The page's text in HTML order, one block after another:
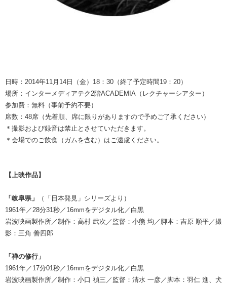
日時：2014年11月14日（金）18：30（終了予定時間19：20）
場所：インターメディアテク2階ACADEMIA（レクチャーシアター）
参加費：無料（事前予約不要）
席数：48席（先着順、席に限りがありますので予めご了承ください）
＊撮影および録音は禁止とさせていただきます。
＊会場でのご飲食（ガムを含む）はご遠慮ください。
【上映作品】
「岐阜県」
（「日本発見」シリーズより）
1961年／28分31秒／16mmをデジタル化／白黒
岩波映画製作所／制作：高村 武次／監督：小熊 均／脚本：吉原 順平／撮
影：三角 善四郎
「禅の修行」
1961年／17分01秒／16mmをデジタル化／白黒
岩波映画製作所／制作：小口 禎三／監督：清水 一彦／脚本：羽仁 進、犬